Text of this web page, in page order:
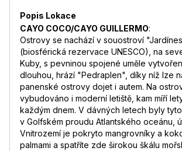
Popis Lokace
CAYO COCO/CAYO GUILLERMO:
Ostrovy se nachází v souostroví
(biosférická rezervace UNESCO), na
Kuby, s pevninou spojené uměle
dlouhou, hrází "Pedraplen", díky níž lze
panenské ostrovy dojet i autem. Na
vybudováno i moderní letiště, kam míří
každým dnem. V dávných letech byly
v Golfském proudu Atlantského oceánu,
Vnitrozemí je pokryto mangrovníky a
palmami a spatříte zde širokou škálu